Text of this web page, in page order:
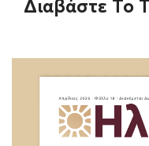
Διαβάστε Το